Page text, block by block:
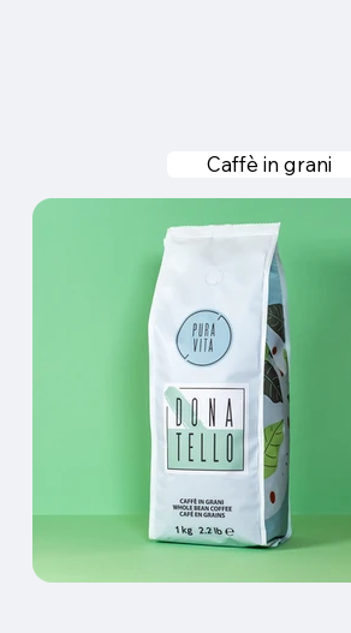
Caffè in grani